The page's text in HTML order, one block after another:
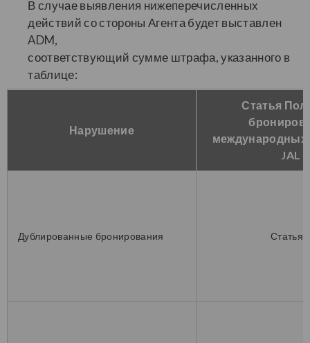
В случае выявления нижеперечисленных
действий со стороны Агента будет выставлен
ADM,
соответствующий сумме штрафа, указанного в
таблице:
Нарушение
Статья
международных
JAL
Дублированные бронирования Статья